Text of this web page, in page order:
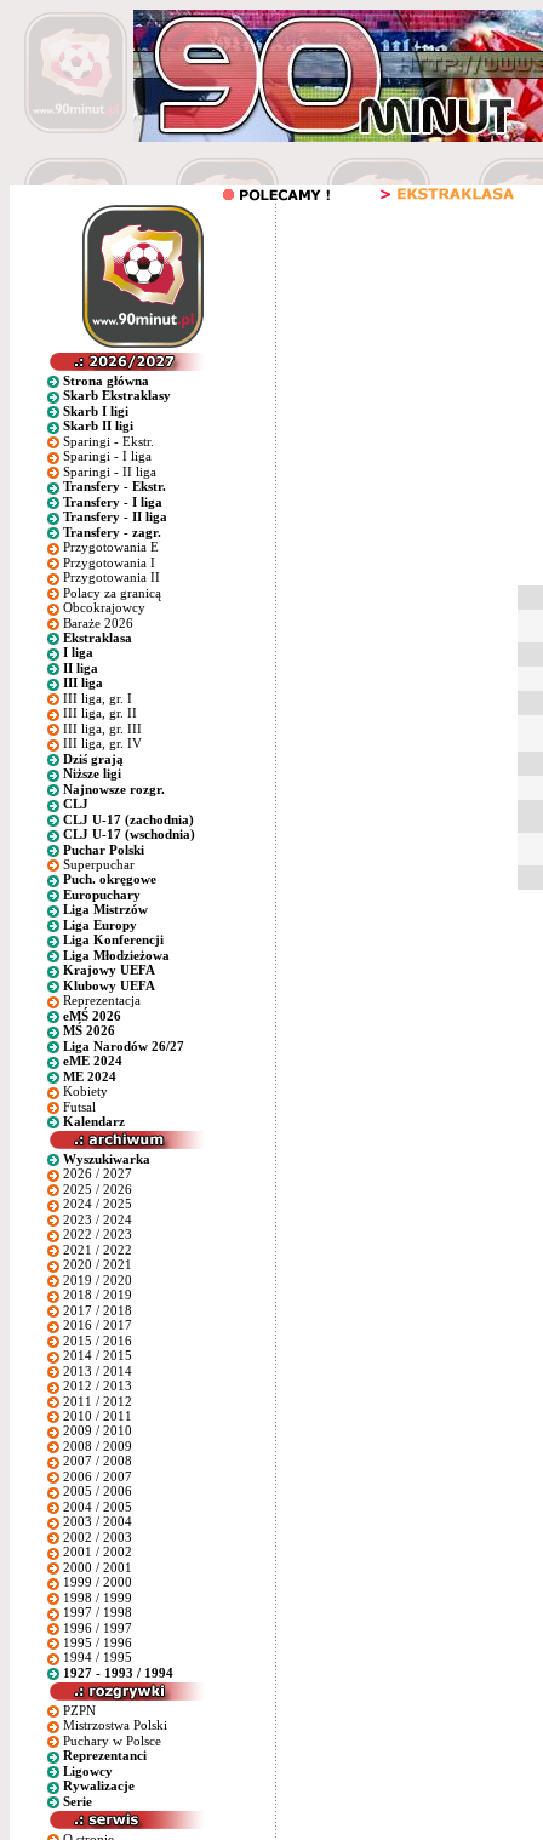
Strona główna
Skarb Ekstraklasy
Skarb I ligi
Skarb II ligi
Sparingi - Ekstr.
Sparingi - I liga
Sparingi - II liga
Transfery - Ekstr.
Transfery - I liga
Transfery - II liga
Transfery - zagr.
Przygotowania E
Przygotowania I
Przygotowania II
Polacy za granicą
Obcokrajowcy
Baraże 2026
Ekstraklasa
I liga
II liga
III liga
III liga, gr. I
III liga, gr. II
III liga, gr. III
III liga, gr. IV
Dziś grają
Niższe ligi
Najnowsze rozgr.
CLJ
CLJ U-17 (zachodnia)
CLJ U-17 (wschodnia)
Puchar Polski
Superpuchar
Puch. okręgowe
Europuchary
Liga Mistrzów
Liga Europy
Liga Konferencji
Liga Młodzieżowa
Krajowy UEFA
Klubowy UEFA
Reprezentacja
eMŚ 2026
MŚ 2026
Liga Narodów 26/27
eME 2024
ME 2024
Kobiety
Futsal
Kalendarz
Wyszukiwarka
2026 / 2027
2025 / 2026
2024 / 2025
2023 / 2024
2022 / 2023
2021 / 2022
2020 / 2021
2019 / 2020
2018 / 2019
2017 / 2018
2016 / 2017
2015 / 2016
2014 / 2015
2013 / 2014
2012 / 2013
2011 / 2012
2010 / 2011
2009 / 2010
2008 / 2009
2007 / 2008
2006 / 2007
2005 / 2006
2004 / 2005
2003 / 2004
2002 / 2003
2001 / 2002
2000 / 2001
1999 / 2000
1998 / 1999
1997 / 1998
1996 / 1997
1995 / 1996
1994 / 1995
1927 - 1993 / 1994
PZPN
Mistrzostwa Polski
Puchary w Polsce
Reprezentanci
Ligowcy
Rywalizacje
Serie